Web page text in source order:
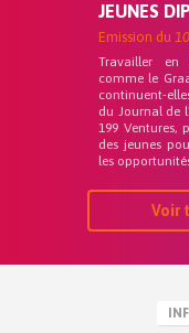
JEUNES
Emission du
Travailler en
comme le
continuent-
du Journal de
199 Ventures,
des jeunes
les
Voir